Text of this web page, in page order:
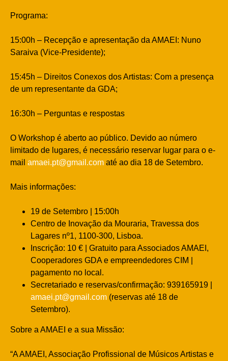
Programa:
15:00h – Recepção e apresentação da AMAEI: Nuno
Saraiva (Vice-Presidente);
15:45h – Direitos Conexos dos Artistas: Com a presença
de um representante da GDA;
16:30h – Perguntas e respostas
O Workshop é aberto ao público. Devido ao número
limitado de lugares, é necessário reservar lugar para o e-
mail amaei.pt@gmail.com até ao dia 18 de Setembro.
Mais informações:
19 de Setembro | 15:00h
Centro de Inovação da Mouraria, Travessa dos
Lagares nº1, 1100-300, Lisboa.
Inscrição: 10 € | Gratuito para Associados AMAEI,
Cooperadores GDA e empreendedores CIM |
pagamento no local.
Secretariado e reservas/confirmação: 939165919 |
amaei.pt@gmail.com (reservas até 18 de
Setembro).
Sobre a AMAEI e a sua Missão:
“A AMAEI, Associação Profissional de Músicos Artistas e